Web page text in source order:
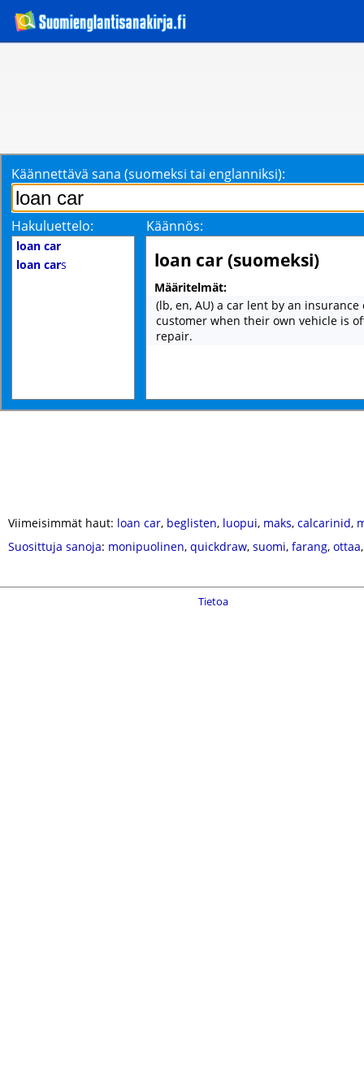
Käännettävä sana (suomeksi tai englanniksi):
Hakuluettelo: Käännös:
loan car
loan cars loan car (suomeksi)
Määritelmät:
(lb, en, AU) a car lent by an insurance
customer when their own vehicle is
repair.
Viimeisimmät haut: loan car, beglisten, luopui, maks, calcarinid,
Suosittuja sanoja: monipuolinen, quickdraw, suomi, farang, ottaa
Tietoa